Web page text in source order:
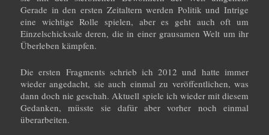
Gerade in den ersten Zeitaltern werden Politik und Intrige
eine wichtige Rolle spielen, aber es geht auch oft um
Einzelschicksale deren, die in einer grausamen Welt um ihr
Überleben kämpfen.
Die ersten Fragments schrieb ich 2012 und hatte immer
wieder angedacht, sie auch einmal zu veröffentlichen, was
dann doch nie geschah. Aktuell spiele ich wieder mit diesem
Gedanken, müsste sie dafür aber vorher noch einmal
überarbeiten.